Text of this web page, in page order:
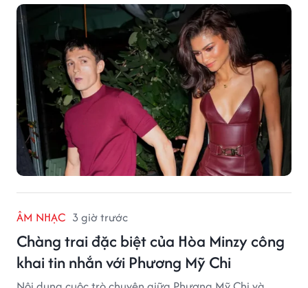
ÂM NHẠC 3 giờ trước
Chàng trai đặc biệt của Hòa Minzy công
khai tin nhắn với Phương Mỹ Chi